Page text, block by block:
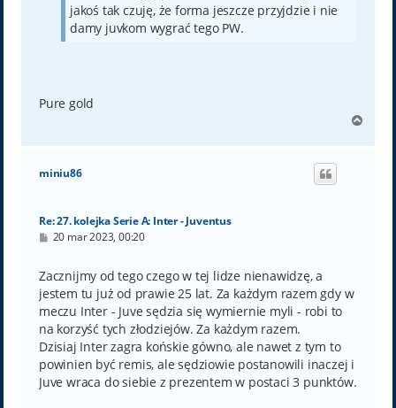
jakoś tak czuję, że forma jeszcze przyjdzie i nie
damy juvkom wygrać tego PW.
Pure gold
g
miniu86
Re: 27. kolejka Serie A: Inter - Juventus
P
t
20 mar 2023, 00:20
Zacznijmy od tego czego w tej lidze nienawidzę, a
jestem tu już od prawie 25 lat. Za każdym razem gdy w
meczu Inter - Juve sędzia się wymiernie myli - robi to
na korzyść tych złodziejów. Za każdym razem.
Dzisiaj Inter zagra końskie gówno, ale nawet z tym to
powinien być remis, ale sędziowie postanowili inaczej i
Juve wraca do siebie z prezentem w postaci 3 punktów.